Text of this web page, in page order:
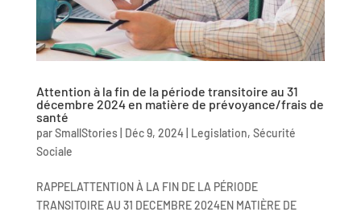
Attention à la fin de la période transitoire au 31
décembre 2024 en matière de prévoyance/frais de
santé
parSmallStories| Déc 9, 2024| Legislation, Sécurité
Sociale
RAPPELATTENTION À LA FIN DE LA PÉRIODE
TRANSITOIRE AU 31 DECEMBRE 2024EN MATIÈRE DE